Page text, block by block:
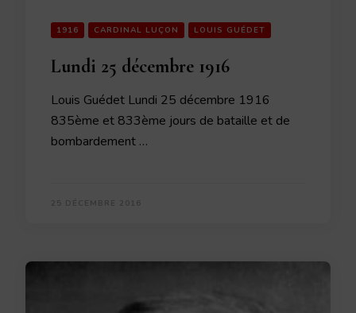
1916 CARDINAL LUÇON LOUIS GUÉDET
Lundi 25 décembre 1916
Louis Guédet Lundi 25 décembre 1916
835ème et 833ème jours de bataille et de
bombardement …